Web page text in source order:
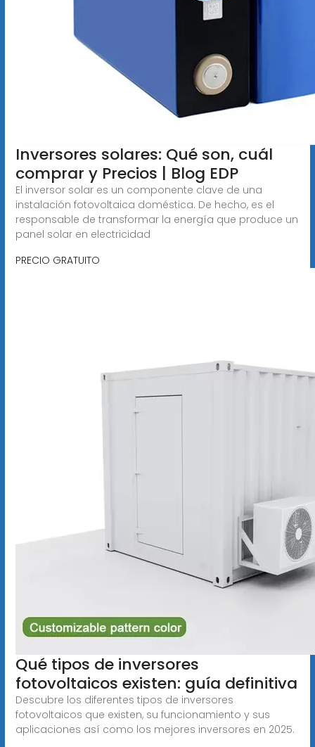
Inversores solares: Qué son, cuál
comprar y Precios | Blog EDP
El inversor solar es un componente clave de una
instalación fotovoltaica doméstica. De hecho, es el
responsable de transformar la energía que produce un
panel solar en electricidad
PRECIO GRATUITO
Qué tipos de inversores
fotovoltaicos existen: guía definitiva
Descubre los diferentes tipos de inversores
fotovoltaicos que existen, su funcionamiento y sus
aplicaciones así como los mejores inversores en 2025.